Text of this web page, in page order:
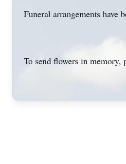
Funeral arrangements have
To send flowers in memory,